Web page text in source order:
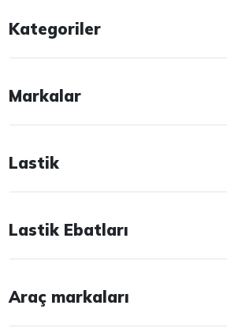
Kategoriler
Markalar
Lastik
Lastik Ebatları
Araç markaları